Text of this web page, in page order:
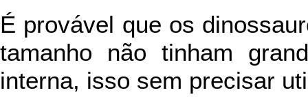
É provável que os
tamanho não tinham
interna, isso sem precisar